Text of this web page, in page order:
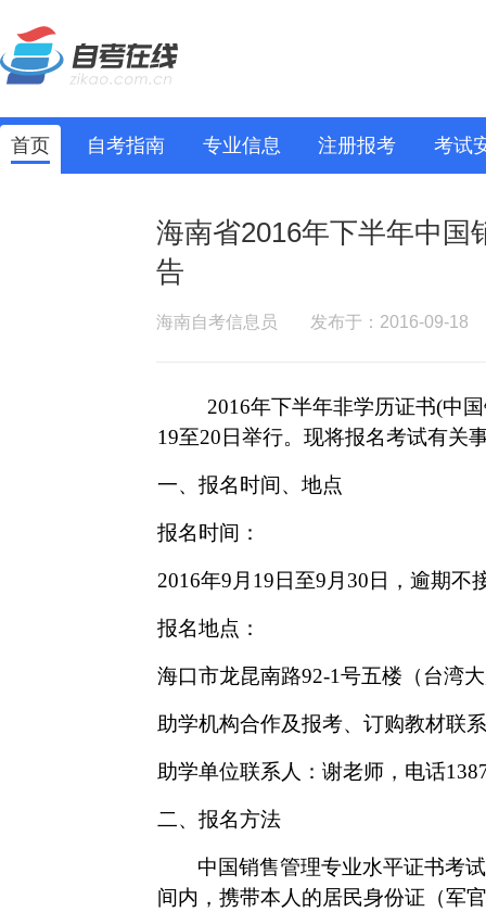
首页 自考指南 专业信息 注册报考 考试
海南省2016年下半年中国
告
海南自考信息员 发布于：2016-09-18
2016年下半年非学历证书(中
19至20 日举行。现将报名考试有关
一、报名时间、地点
报名时间：
2016年9 月 19 日至9月 30 日，逾期不
报名地点：
海口市龙昆南路92-1号五楼（台湾
助学机构合作及报考、订购教材联
助学单位联系人：谢老师，电话
二、报名方法
中国销售管理专业水平证书考
间内，携带本人的居民身份证（军